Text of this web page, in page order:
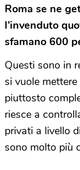
Roma se ne
l’invenduto
sfamano 600
Questi sono in
si vuole
piuttosto
riesce a
privati a livello
sono molto più